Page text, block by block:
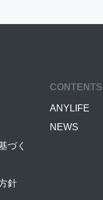
づく
針
CONTENTS
ANYLIFE
NEWS